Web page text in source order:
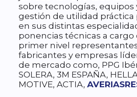
sobre tecnologías, equipos
gestión de utilidad práctica
en sus distintas
ponencias técnicas a
primer nivel
fabricantes y empresas
de mercado como, PPG
SOLERA, 3M ESPAÑA,
MOTIVE, ACTIA,